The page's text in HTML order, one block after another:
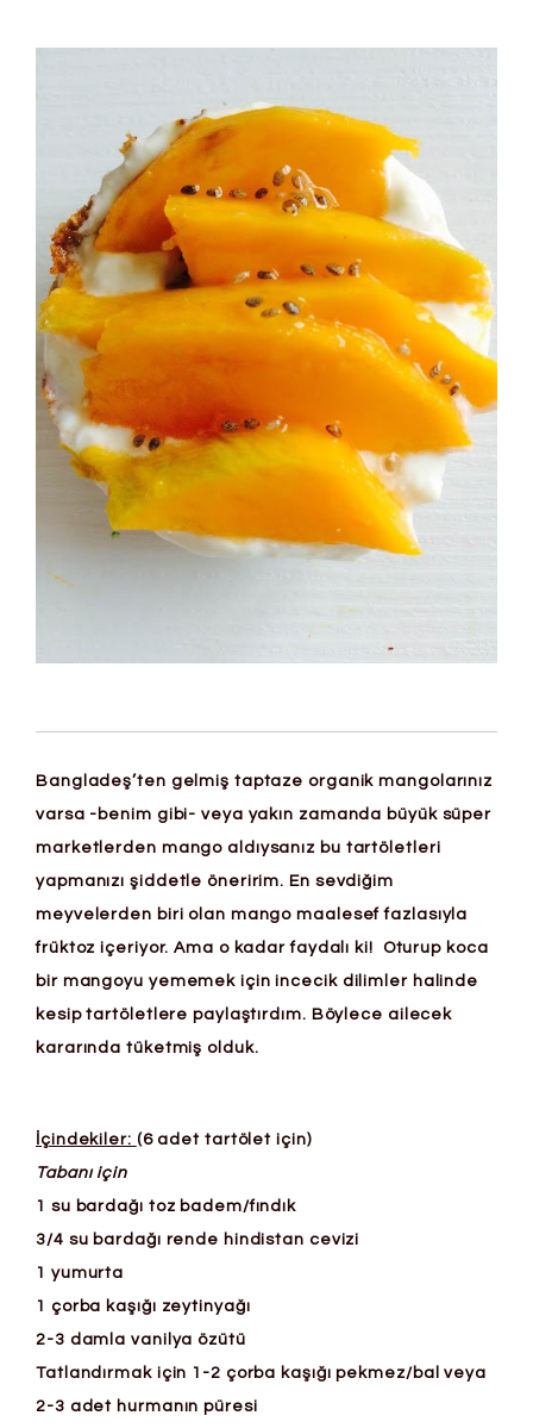
Bangladeş’ten gelmiş taptaze organik mangolarınız
varsa -benim gibi- veya yakın zamanda büyük süper
marketlerden mango aldıysanız bu tartöletleri
yapmanızı şiddetle öneririm. En sevdiğim
meyvelerden biri olan mango maalesef fazlasıyla
früktoz içeriyor. Ama o kadar faydalı ki! Oturup koca
bir mangoyu yememek için incecik dilimler halinde
kesip tartöletlere paylaştırdım. Böylece ailecek
kararında tüketmiş olduk.
İçindekiler: (6 adet tartölet için)
Tabanı için
1 su bardağı toz badem/fındık
3/4 su bardağı rende hindistan cevizi
1 yumurta
1 çorba kaşığı zeytinyağı
2-3 damla vanilya özütü
Tatlandırmak için 1-2 çorba kaşığı pekmez/bal veya
2-3 adet hurmanın püresi